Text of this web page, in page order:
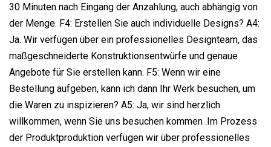
30 Minuten nach Eingang der Anzahlung, auch abhängig von
der Menge. F4: Erstellen Sie auch individuelle Designs? A4:
Ja. Wir verfügen über ein professionelles Designteam, das
maßgeschneiderte Konstruktionsentwürfe und genaue
Angebote für Sie erstellen kann. F5: Wenn wir eine
Bestellung aufgeben, kann ich dann Ihr Werk besuchen, um
die Waren zu inspizieren? A5: Ja, wir sind herzlich
willkommen, wenn Sie uns besuchen kommen .Im Prozess
der Produktproduktion verfügen wir über professionelles